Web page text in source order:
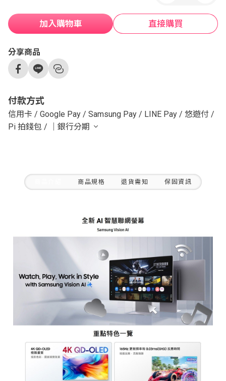
加入購物車 直接購買
分享商品
付款方式
信用卡 / Google Pay / Samsung Pay / LINE Pay / 悠遊付 /
Pi 拍錢包 / ｜銀行分期
商品規格 退貨需知 保固資訊